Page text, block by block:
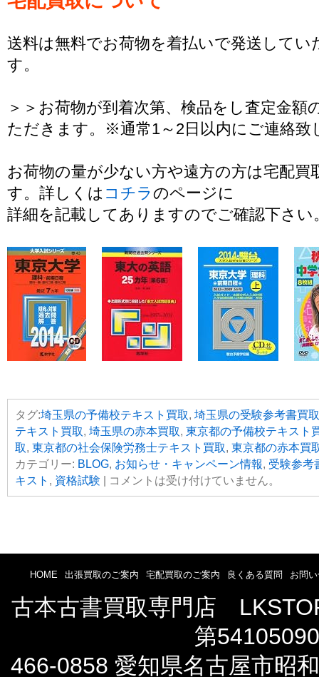
送料は無料でお荷物を着払いで発送してい
す。
＞＞お荷物が到着次第、検品をし査定金額
ただきます。※通常1～2日以内にご連絡致
お荷物の量が少ない方や遠方の方は宅配買
す。詳しくは コチラのページに
詳細を記載してありますのでご確認下さい
タグ:埼玉県の予備校テキスト買取, 埼玉県の受験参考書買取
テキスト買取, 埼玉県の赤本買取, 東京都の予備校テキスト
取, 東京都の社会保険労務士テキスト買取, 東京都の赤本買
カテゴリー: BLOG, お知らせ・キャンペーン情報, 受験参考
キスト , 資格試験 コメントは受け付けていません。
HOME 出張買取のご案内 宅配買取のご案内 良くある質問 お問
古本古書買取専門店
第
466-0858 愛知県名古屋市昭